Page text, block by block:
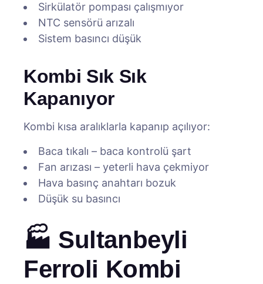
Sirkülatör pompası çalışmıyor
NTC sensörü arızalı
Sistem basıncı düşük
Kombi Sık Sık
Kapanıyor
Kombi kısa aralıklarla kapanıp açılıyor:
Baca tıkalı – baca kontrolü şart
Fan arızası – yeterli hava çekmiyor
Hava basınç anahtarı bozuk
Düşük su basıncı
🏭 Sultanbeyli
Ferroli Kombi